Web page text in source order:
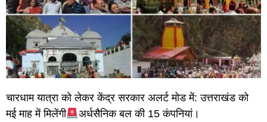
चारधाम यात्रा को लेकर केंद्र सरकार अलर्ट मोड में: उत्तराखंड को
मई माह में मिलेंगी
अर्धसैनिक बल की 15 कंपनियां।